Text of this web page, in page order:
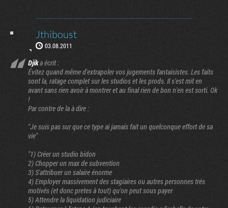
Jthiboust
03.08.2011
Djika écrit :
Évitez quand même d'extrapoler vos jugements fantaisistes. Les faits
sont la, ratage complet sur les studios et les prods. Il s'est mit en
avant sans rien avoir à montrer et au final rien de bon n'en est sorti. Ok
!
Par contre de la à dire :
"Je suis pas sur que ce type ai jamais fait un quelconque effort de sa
vie"
"1) Créer un studio bidon
2) Chopper un max de subvention
3) S'attribuer un salaire énorme
4) Employer massivement des stagiaires ou autres personnes trés
motivés (et donc pretes à tout) qu'on peut sous payer
5) Attendre la liquidation judiciaire
Factornews